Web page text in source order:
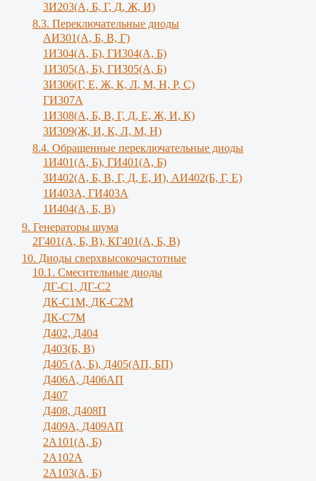
3И203(А, Б, Г, Д, Ж, И)
8.3. Переключательные диоды
АИ301(А, Б, В, Г)
1И304(А, Б), ГИ304(А, Б)
1И305(А, Б), ГИ305(А, Б)
3И306(Г, Е, Ж, К, Л, М, Н, Р, С)
ГИ307А
1И308(А, Б, В, Г, Д, Е, Ж, И, К)
3И309(Ж, И, К, Л, M, Н)
8.4. Обращенные переключательные диоды
1И401(А, Б), ГИ401(А, Б)
3И402(А, Б, В, Г, Д, Е, И), АИ402(Б, Г, Е)
1И403А, ГИ403А
1И404(А, Б, В)
9. Генераторы шума
2Г401(А, Б, В), КГ401(А, Б, В)
10. Диоды сверхвысокочастотные
10.1. Смесительные диоды
ДГ-С1, ДГ-С2
ДК-С1М, ДК-С2М
ДК-С7М
Д402, Д404
Д403(Б, В)
Д405 (А, Б), Д405(АП, БП)
Д406А, Д406АП
Д407
Д408, Д408П
Д409А, Д409АП
2А101(А, Б)
2А102А
2А103(А, Б)